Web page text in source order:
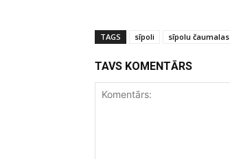
TAGS sīpoli sīpolu čaumalas
TAVS KOMENTĀRS